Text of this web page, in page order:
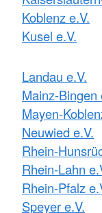
Koblenz e.V.
Kusel e.V.
Landau e.V.
Mainz-Bingen
Mayen-
Neuwied e.V.
Rhein-
Rhein-Lahn
Rhein-Pfalz
Speyer e.V.